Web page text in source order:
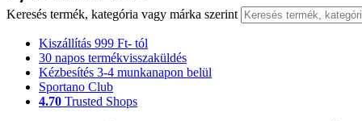
Keresés termék, kategória vagy márka szerint
Kiszállítás 999 Ft- tól
30 napos termékvisszaküldés
Kézbesítés 3-4 munkanapon belül
Sportano Club
4.70 Trusted Shops